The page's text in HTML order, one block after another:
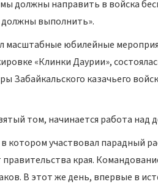
должны направить в войска
должны выполнить».
масштабные юбилейные
«Клинки Даурии»,
Забайкальского казачьего
том, начинается работа над
участвовал парадный
края.
В этот же день, впервые в